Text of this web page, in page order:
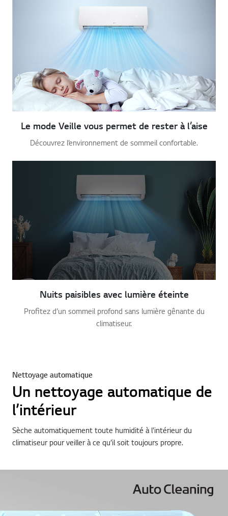
Le mode Veille vous permet de rester à l’aise
Découvrez l’environnement de sommeil confortable.
Nuits paisibles avec lumière éteinte
Profitez d’un sommeil profond sans lumière gênante du
climatiseur.
Nettoyage automatique
Un nettoyage automatique de
l’intérieur
Sèche automatiquement toute humidité à l’intérieur du
climatiseur pour veiller à ce qu’il soit toujours propre.